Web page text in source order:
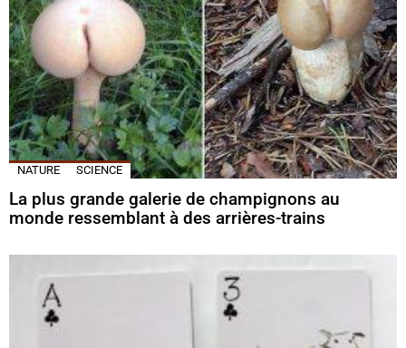
NATURE SCIENCE
La plus grande galerie de champignons au
monde ressemblant à des arrières-trains